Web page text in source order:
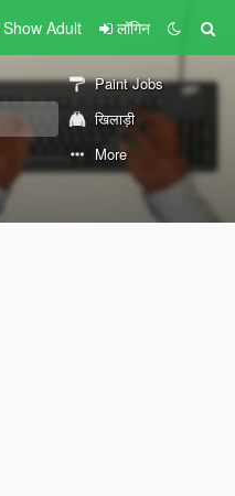
Show Adult लॉगिन
Paint Jobs
खिलाड़ी
More